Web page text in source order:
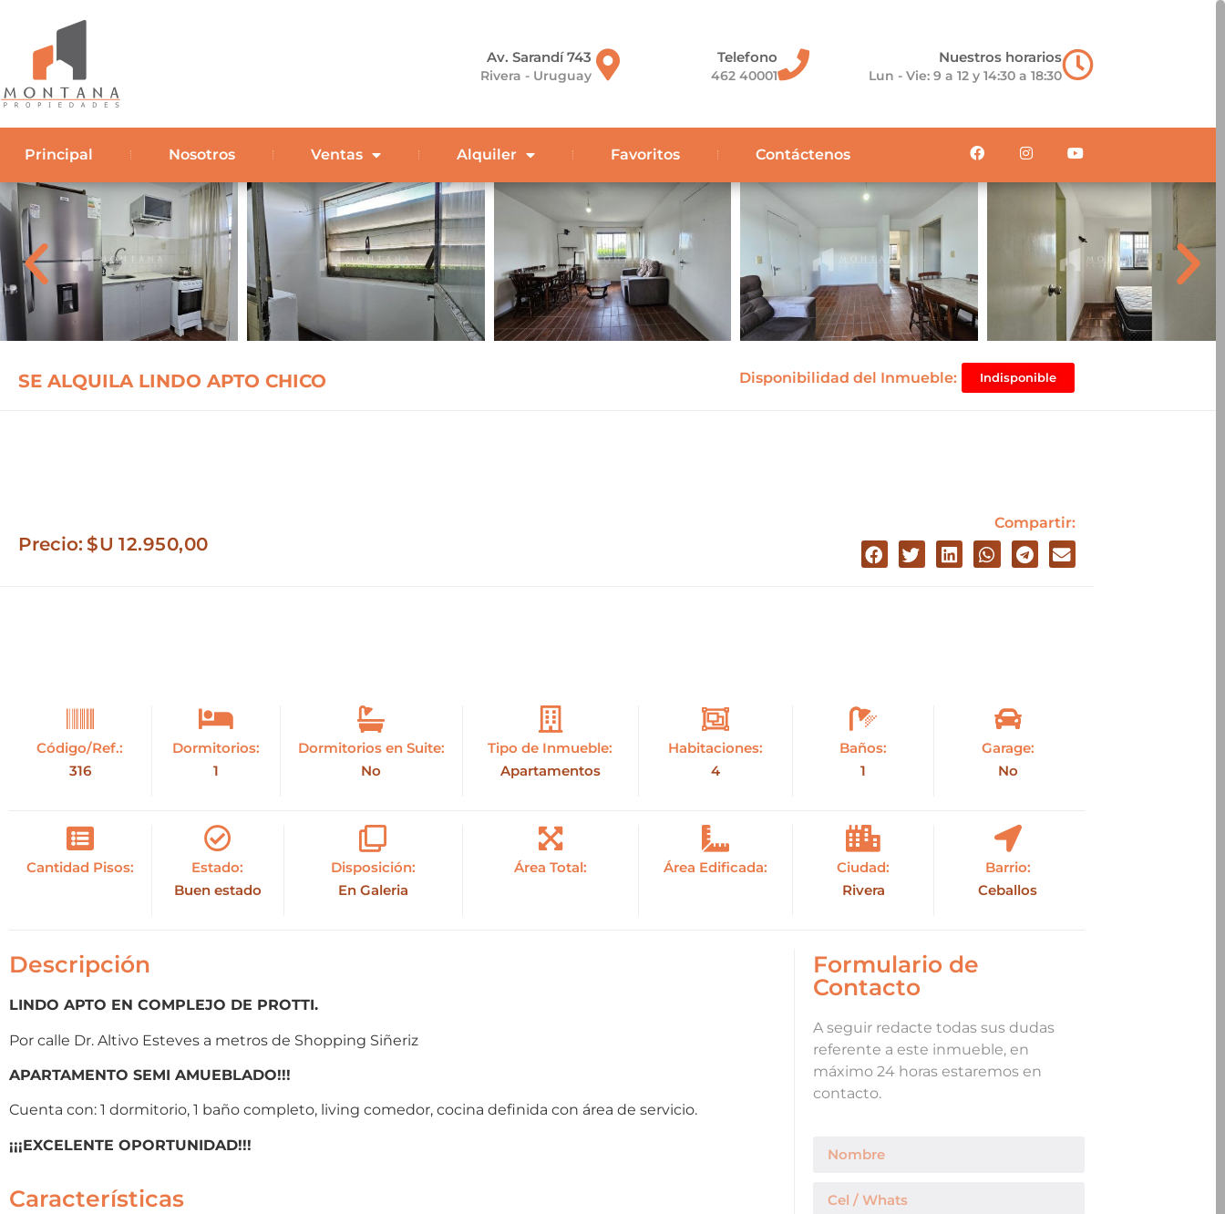
Av. Sarandí 743
Rivera - Uruguay
Telefono
462 40001
Nuestros horarios
Lun - Vie: 9 a 12 y 14:30 a 18:30
Principal Nosotros Ventas Alquiler Favoritos Contáctenos
SE ALQUILA LINDO APTO CHICO Disponibilidad del Inmueble: Indisponible
Precio: $U 12.950,00
Compartir:
Código/Ref.:
316
Dormitorios:
1
Dormitorios en Suite:
No
Tipo de Inmueble:
Apartamentos
Habitaciones:
4
Baños:
1
Garage:
No
Cantidad Pisos:
Estado:
Buen estado
Disposición:
En Galeria
Área Total: Área Edificada:
Ciudad:
Rivera
Barrio:
Ceballos
Descripción
LINDO APTO EN COMPLEJO DE PROTTI.
Por calle Dr. Altivo Esteves a metros de Shopping Siñeriz
APARTAMENTO SEMI AMUEBLADO!!!
Cuenta con: 1 dormitorio, 1 baño completo, living comedor, cocina definida con área de servicio.
¡¡¡EXCELENTE OPORTUNIDAD!!!
Características
Formulario de
Contacto
A seguir redacte todas sus dudas
referente a este inmueble, en
máximo 24 horas estaremos en
contacto.